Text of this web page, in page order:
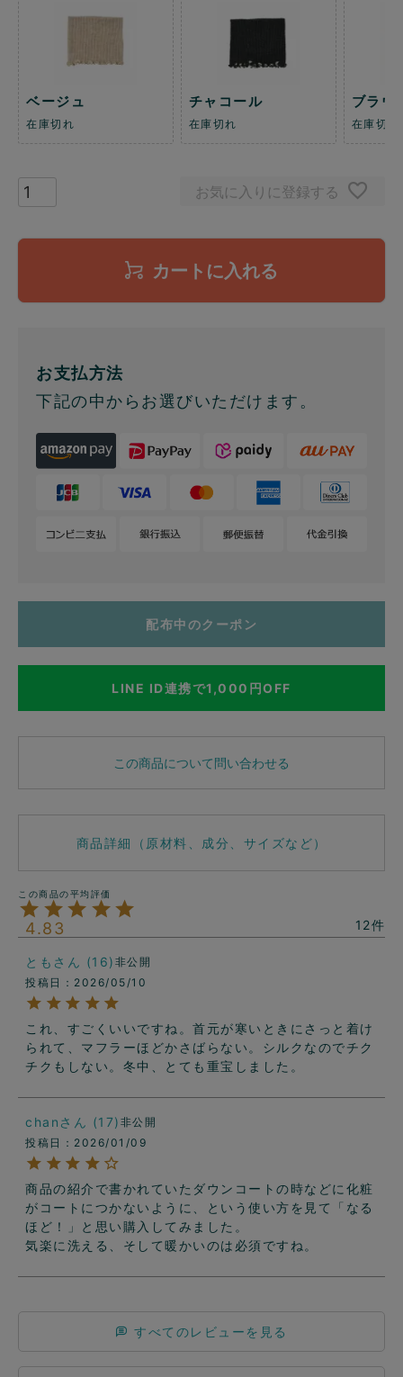
ベージュ
在庫切れ
チャコール
在庫切れ
ブラウ
在庫切れ
お気に入りに登録する
カートに入れる
お支払方法
下記の中からお選びいただけます。
配布中のクーポン
LINE ID連携で1,000円OFF
この商品について問い合わせる
商品詳細（原材料、成分、サイズなど）
4.83 12
とも 16 非公開
投稿日
2026/05/10
これ、すごくいいですね。首元が寒いときにさっと着け
られて、マフラーほどかさばらない。シルクなのでチク
チクもしない。冬中、とても重宝しました。
chan 17 非公開
投稿日
2026/01/09
商品の紹介で書かれていたダウンコートの時などに化粧
がコートにつかないように、という使い方を見て「なる
ほど！」と思い購入してみました。
気楽に洗える、そして暖かいのは必須ですね。
すべてのレビューを見る